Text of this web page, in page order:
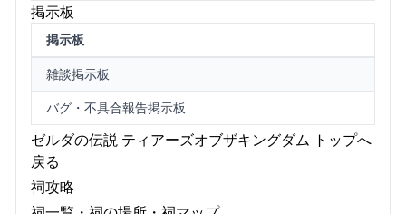
掲示板
掲示板
雑談掲示板
バグ・不具合報告掲示板
ゼルダの伝説 ティアーズオブザキングダム トップへ
戻る
祠攻略